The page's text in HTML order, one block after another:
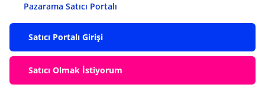
Pazarama Satıcı Portalı
Satıcı Portalı Girişi
Satıcı Olmak İstiyorum